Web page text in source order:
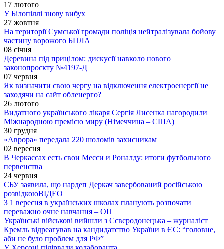
17 лютого
У Білопіллі знову вибух
27 жовтня
На території Сумської громади поліція нейтралізувала бойову
частину ворожого БПЛА
08 січня
Деревина під прицілом: дискусії навколо нового
законопроєкту №4197-Д
07 червня
Як визначити свою чергу на відключення електроенергії не
заходячи на сайт обленерго?
26 лютого
Видатного українського лікаря Сергія Лисенка нагородили
Міжнародною премією миру (Німеччина – США)
30 грудня
«Аврора» передала 220 шоломів захисникам
02 вересня
В Черкассах есть свои Месси и Роналду: итоги футбольного
первенства
24 червня
СБУ заявила, що нардеп Деркач завербований російською
розвідкоюВІДЕО
З 1 вересня в українських школах планують розпочати
переважно очне навчання – ОП
Українські військові вийшли з Сєвєродонецька – журналіст
Кремль відреагував на кандидатство України в ЄС: “головне,
аби не було проблем для РФ”